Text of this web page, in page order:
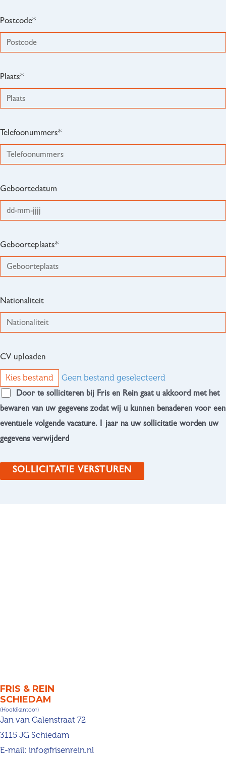
Postcode*
Plaats*
Telefoonummers*
Geboortedatum
Geboorteplaats*
Nationaliteit
CV uploaden
Kies bestand Geen bestand geselecteerd
Door te solliciteren bij Fris en Rein gaat u akkoord met het
bewaren van uw gegevens zodat wij u kunnen benaderen voor een
eventuele volgende vacature. 1 jaar na uw sollicitatie worden uw
gegevens verwijderd
FRIS & REIN
SCHIEDAM
(Hoofdkantoor)
Jan van Galenstraat 72
3115 JG Schiedam
E-mail: info@frisenrein.nl